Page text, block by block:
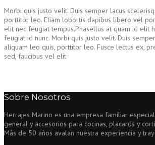
Morbi quis justo velit. Duis semper lacus
porttitor leo. Etiam lobortis dapibus libero vel
elit nec feugiat tempus.Phasellus at quam id elit
feugiat id nunc. Morbi quis justo velit. Duis
aliquam leo quis, porttitor leo. Fusce lectus ex,
sed, faucibus vel elit
Sobre Nosotros
Herrajes Marino es una empresa familiar
general y accesorios para cocinas, placards y
Más de 50 años avalan nuestra experiencia y